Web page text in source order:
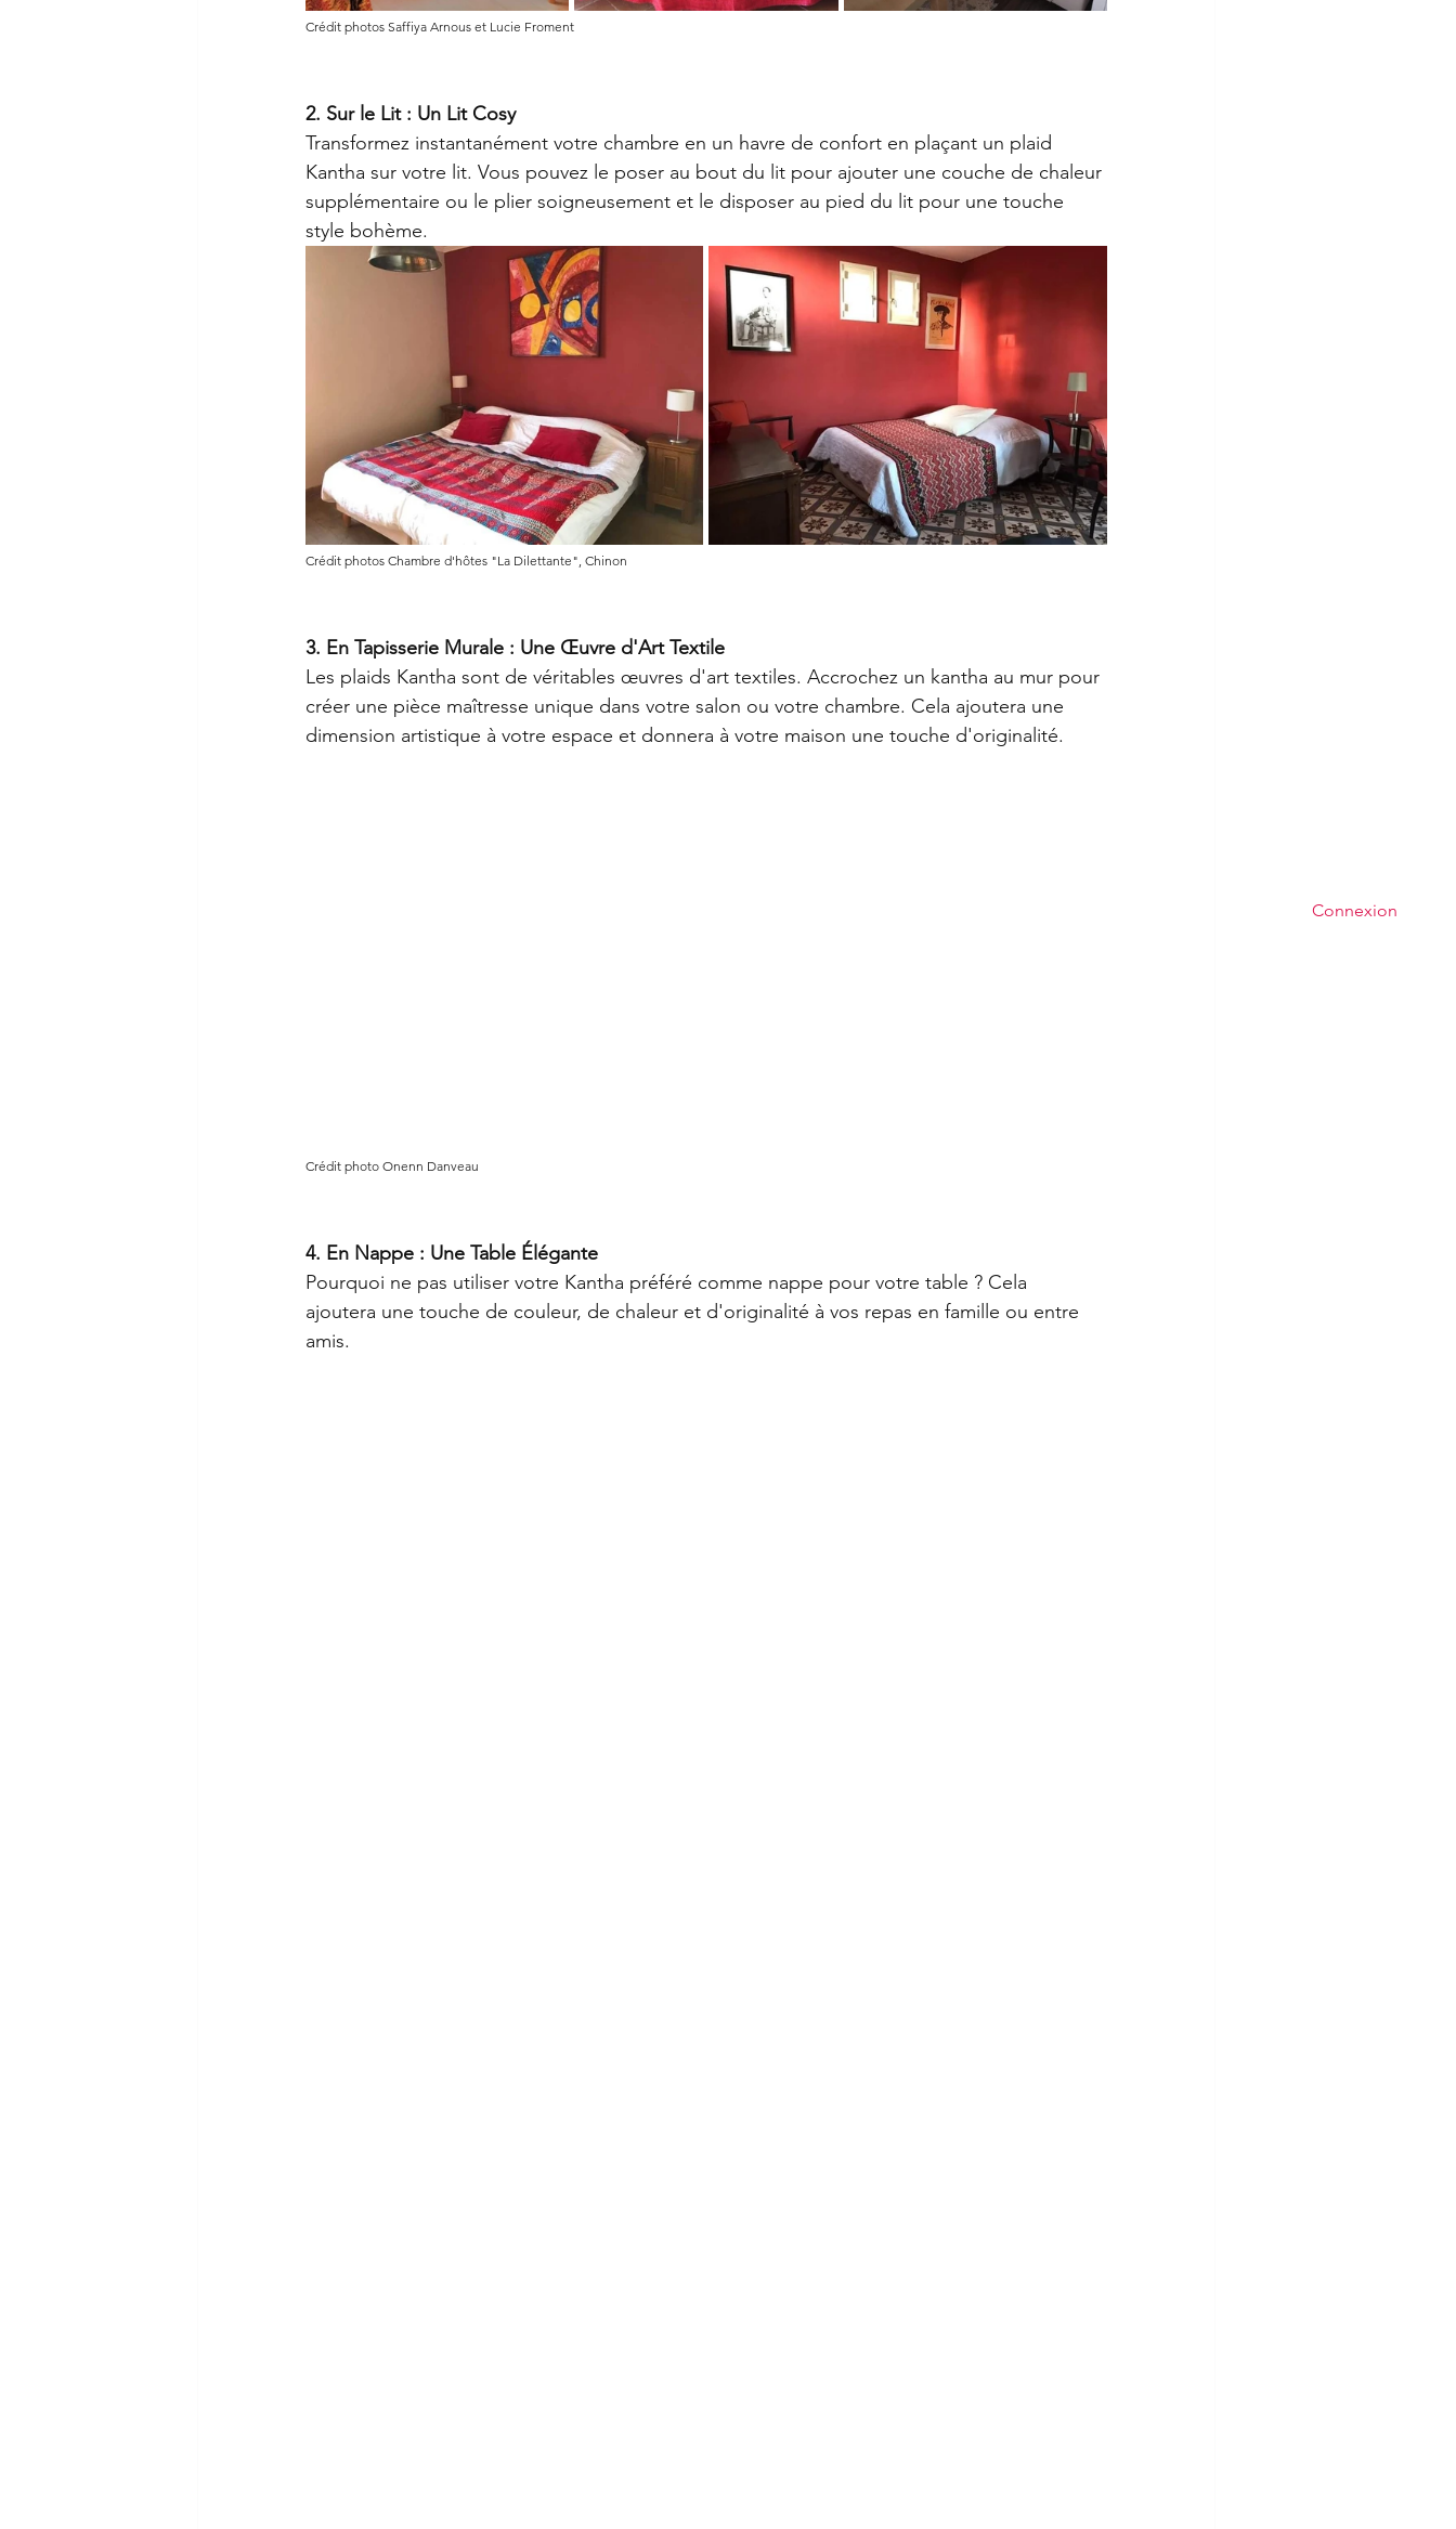
Connexion
Crédit photos Saffiya Arnous et Lucie Froment
2. Sur le Lit : Un Lit Cosy
Transformez instantanément votre chambre en un havre de confort en plaçant un plaid
Kantha sur votre lit. Vous pouvez le poser au bout du lit pour ajouter une couche de chaleur
supplémentaire ou le plier soigneusement et le disposer au pied du lit pour une touche
style bohème.
Crédit photos Chambre d'hôtes "La Dilettante", Chinon
3. En Tapisserie Murale : Une Œuvre d'Art Textile
Les plaids Kantha sont de véritables œuvres d'art textiles. Accrochez un kantha au mur pour
créer une pièce maîtresse unique dans votre salon ou votre chambre. Cela ajoutera une
dimension artistique à votre espace et donnera à votre maison une touche d'originalité.
Crédit photo Onenn Danveau
4. En Nappe : Une Table Élégante
Pourquoi ne pas utiliser votre Kantha préféré comme nappe pour votre table ? Cela
ajoutera une touche de couleur, de chaleur et d'originalité à vos repas en famille ou entre
amis.